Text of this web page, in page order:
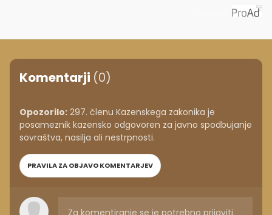
Komentarji (0)
Opozorilo: 297. členu Kazenskega zakonika je
posameznik kazensko odgovoren za javno spodbujanje
sovraštva, nasilja ali nestrpnosti.
PRAVILA ZA OBJAVO KOMENTARJEV